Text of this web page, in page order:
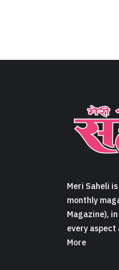
Meri Saheli
monthly
Magazine),
every
More